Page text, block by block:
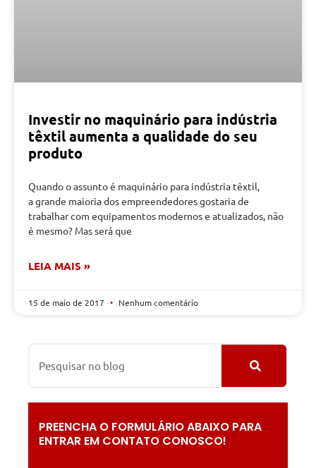
Investir no maquinário para indústria
têxtil aumenta a qualidade do seu
produto
Quando o assunto é maquinário para indústria têxtil,
a grande maioria dos empreendedores gostaria de
trabalhar com equipamentos modernos e atualizados, não
é mesmo? Mas será que
LEIA MAIS »
15 de maio de 2017 Nenhum comentário
PREENCHA O FORMULÁRIO ABAIXO PARA
ENTRAR EM CONTATO CONOSCO!